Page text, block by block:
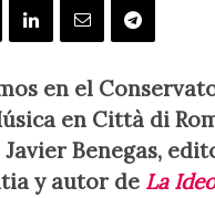
en el
en Città di
Benegas,
y autor de La